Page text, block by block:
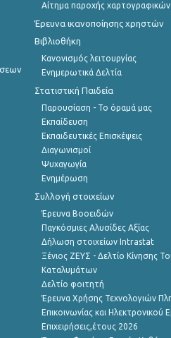
Αίτημα παροχής
Έρευνα ικανοποίησης χρηστών
Βιβλιοθήκη
Κανονισμός λειτουργίας
Ενημερωτικά Δελτία
Στατιστική Παιδεία
Παρουσίαση - Το όραμά μας
Εκπαίδευση
Εκπαιδευτικές Επισκέψεις
Διαγωνισμοί
Ψυχαγωγία
Ενημέρωση
Συλλογή στοιχείων
Έρευνα Βοοειδών
Παγκόσμιες Αλυσίδες Αξίας
Δήλωση στοιχείων Intrastat
Ξένιος ΖΕΥΣ - Δελτίο Κίνησης
Καταλυμάτων
Δελτίο φοιτητή
Έρευνα Χρήσης Τεχνολογιών
Επικοινωνίας και Ηλεκτρονικού
Επιχειρήσεις,έτους 2026